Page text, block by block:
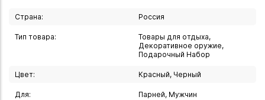
Страна: Россия
Тип товара:
Товары для отдыха,
Декоративное оружие,
Подарочный Набор
Цвет: Красный, Черный
Для: Парней, Мужчин